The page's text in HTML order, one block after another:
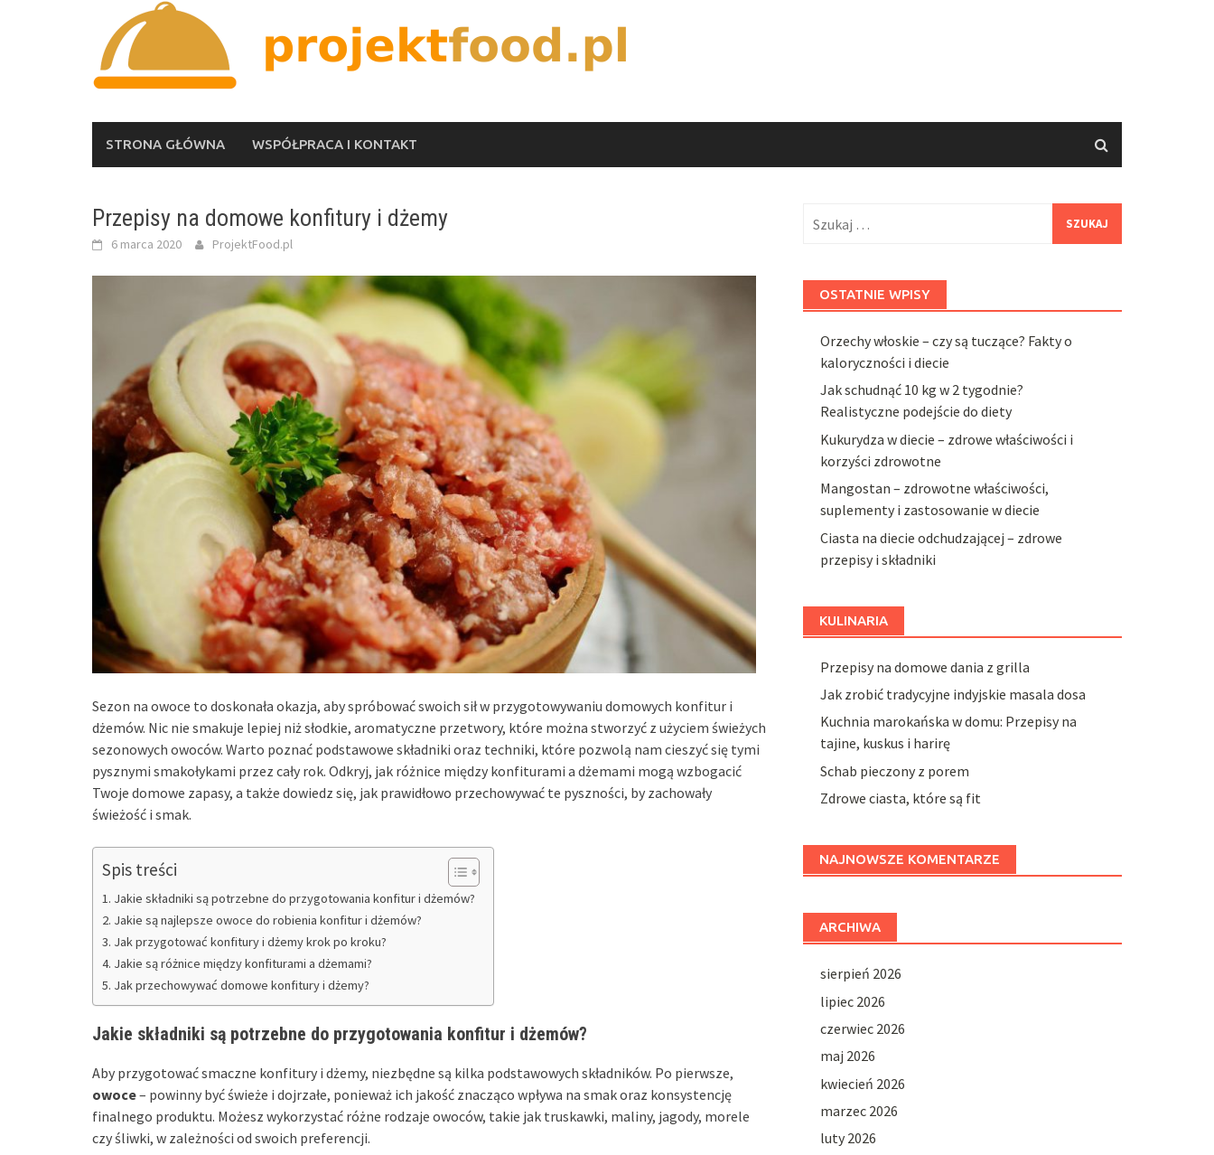
STRONA GŁÓWNA WSPÓŁPRACA I KONTAKT
Przepisy na domowe konfitury i dżemy
6 marca 2020 ProjektFood.pl
Sezon na owoce to doskonała okazja, aby spróbować swoich sił w przygotowywaniu domowych konfitur i
dżemów. Nic nie smakuje lepiej niż słodkie, aromatyczne przetwory, które można stworzyć z użyciem świeżych
sezonowych owoców. Warto poznać podstawowe składniki oraz techniki, które pozwolą nam cieszyć się tymi
pysznymi smakołykami przez cały rok. Odkryj, jak różnice między konfiturami a dżemami mogą wzbogacić
Twoje domowe zapasy, a także dowiedz się, jak prawidłowo przechowywać te pyszności, by zachowały
świeżość i smak.
Spis treści
Jakie składniki są potrzebne do przygotowania konfitur i dżemów?
Jakie są najlepsze owoce do robienia konfitur i dżemów?
Jak przygotować konfitury i dżemy krok po kroku?
Jakie są różnice między konfiturami a dżemami?
Jak przechowywać domowe konfitury i dżemy?
Jakie składniki są potrzebne do przygotowania konfitur i dżemów?
Aby przygotować smaczne konfitury i dżemy, niezbędne są kilka podstawowych składników. Po pierwsze,
owoce– powinny być świeże i dojrzałe, ponieważ ich jakość znacząco wpływa na smak oraz konsystencję
finalnego produktu. Możesz wykorzystać różne rodzaje owoców, takie jak truskawki, maliny, jagody, morele
czy śliwki, w zależności od swoich preferencji.
OSTATNIE WPISY
Orzechy włoskie – czy są tuczące? Fakty o
kaloryczności i diecie
Jak schudnąć 10 kg w 2 tygodnie?
Realistyczne podejście do diety
Kukurydza w diecie – zdrowe właściwości i
korzyści zdrowotne
Mangostan – zdrowotne właściwości,
suplementy i zastosowanie w diecie
Ciasta na diecie odchudzającej – zdrowe
przepisy i składniki
KULINARIA
Przepisy na domowe dania z grilla
Jak zrobić tradycyjne indyjskie masala dosa
Kuchnia marokańska w domu: Przepisy na
tajine, kuskus i harirę
Schab pieczony z porem
Zdrowe ciasta, które są fit
NAJNOWSZE KOMENTARZE
ARCHIWA
sierpień 2026
lipiec 2026
czerwiec 2026
maj 2026
kwiecień 2026
marzec 2026
luty 2026